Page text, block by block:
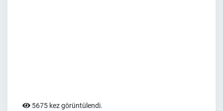
5675 kez görüntülendi.